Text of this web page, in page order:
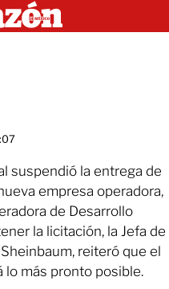
suspendió la entrega de
empresa operadora,
de Desarrollo
la licitación, la Jefa de
reiteró que el
lo más pronto posible.